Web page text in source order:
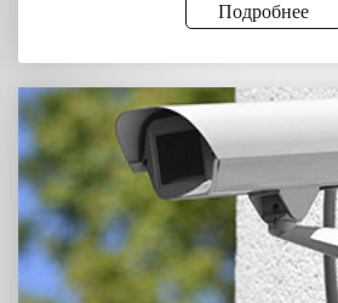
Подробнее